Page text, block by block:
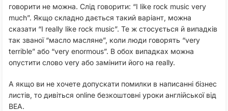
говорити не можна. Слід говорити: “I like rock music very
much”. Якщо складно дається такий варіант, можна
сказати “I really like rock music”. Те ж стосується й випадків
так званої “масло масляне”, коли люди говорять “very
terrible” або “very enormous”. В обох випадках можна
опустити слово very або замінити його на really.
А якщо ви не хочете допускати помилки в написанні бізнес
листів, то дивіться online безкоштовні уроки англійської від
BEA.